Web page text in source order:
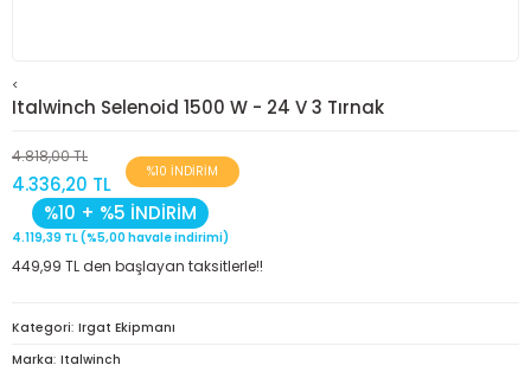
<
Italwinch Selenoid 1500 W - 24 V 3 Tırnak
4.818,00 TL
4.336,20 TL
%10 İNDİRİM
%10 + %5 İNDİRİM
4.119,39 TL (%5,00 havale indirimi)
449,99 TL den başlayan taksitlerle!!
Kategori Irgat Ekipmanı
Marka Italwinch